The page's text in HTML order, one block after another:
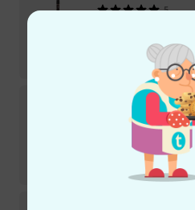
5
UVP:
Buffet Crampon
7
Sofort lieferbar
€
UVP:8.045,61